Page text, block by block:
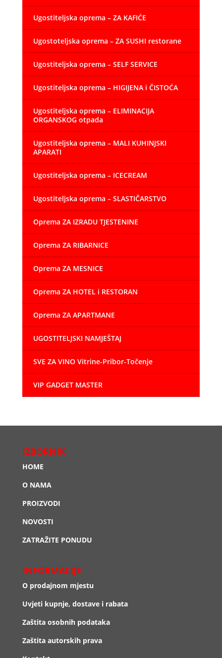
Ugostiteljska oprema – ZA KAFIĆE
Ugostoteljska oprema – ZA SUSHI restorane
Ugostiteljska oprema – SELF SERVICE
Ugostiteljska oprema – HIGIJENA i ČISTOĆA
Ugostiteljska oprema – ELIMINACIJA
ORGANSKOG otpada
Ugostiteljska oprema – MALI KUHINJSKI
APARATI
Ugostiteljska oprema – ICECREAM
Ugostiteljska oprema – SLASTIČARSTVO
Oprema ZA IZRADU TJESTENINE
Oprema ZA RIBARNICE
Oprema ZA MESNICE
Oprema ZA HOTEL i RESTORAN
Oprema ZA APARTMANE
UGOSTITELJSKI NAMJEŠTAJ
SVE ZA VINO Vitrine-Pribor-Točenje
VIP GADGET MASTER
IZBORNIK
HOME
O NAMA
PROIZVODI
NOVOSTI
ZATRAŽITE PONUDU
INFORMACIJE
O prodajnom mjestu
Uvjeti kupnje, dostave i rabata
Zaštita osobnih podataka
Zaštita autorskih prava